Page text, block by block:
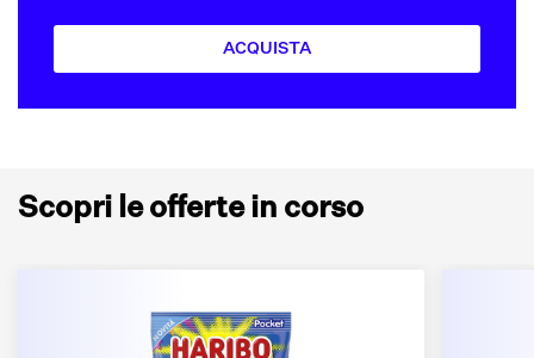
ACQUISTA
Scopri le offerte in corso